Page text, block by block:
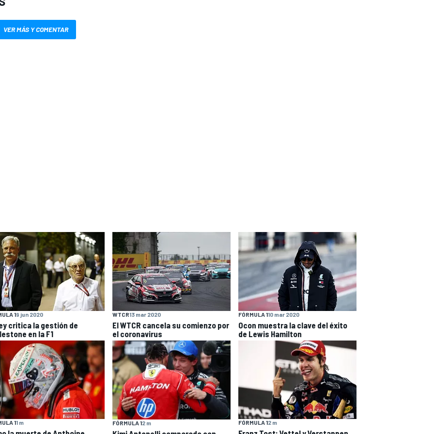
VER MÁS Y COMENTAR
19 jun 2020
critica la gestión de
en la F1
WTCR13 mar 2020
El WTCR cancela su comienzo por
el coronavirus
FÓRMULA 110 mar 2020
Ocon muestra la clave del éxito
de Lewis Hamilton
11 m FÓRMULA 12 m FÓRMULA 12 m